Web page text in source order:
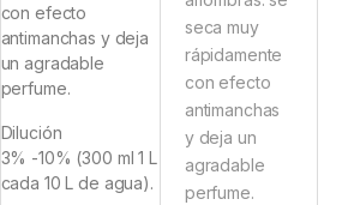
con efecto
antimanchas y deja
un agradable
perfume.
Dilución
3% -10% (300 ml 1 L
cada 10 L de agua).
seca muy
rápidamente
con efecto
antimanchas
y deja un
agradable
perfume.